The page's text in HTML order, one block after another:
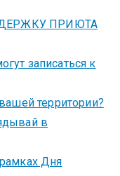
ПРИЮТА
записаться к
территории?
в
Дня